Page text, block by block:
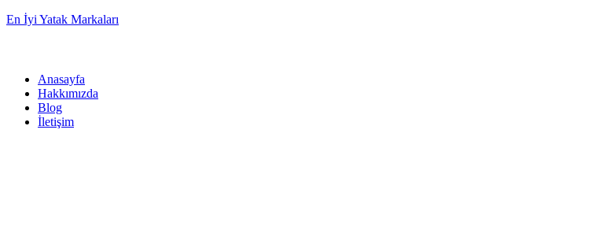
En İyi Yatak Markaları
Anasayfa
Hakkımızda
Blog
İletişim